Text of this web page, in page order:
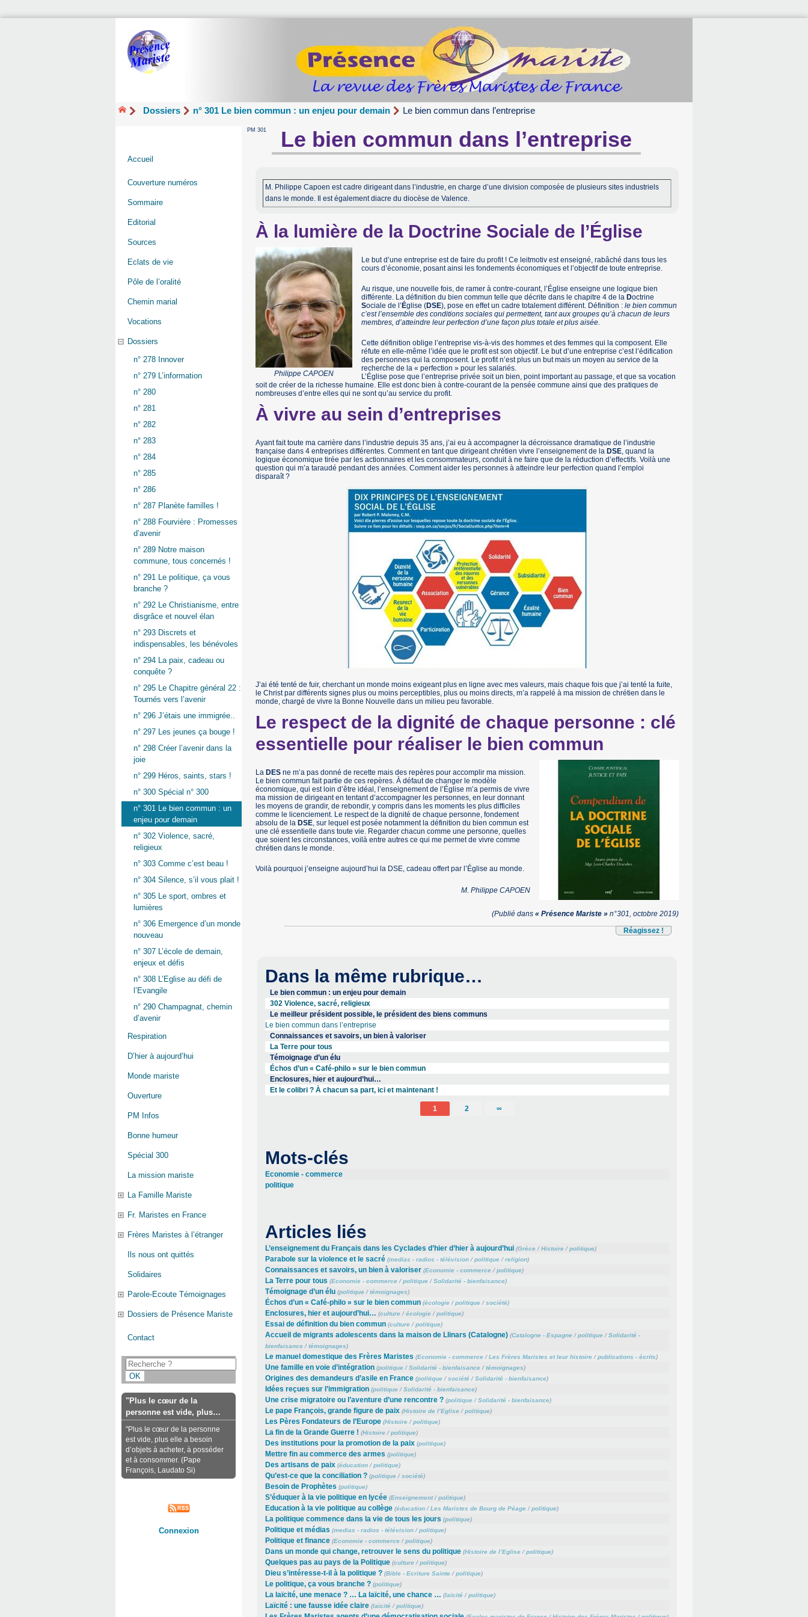
Dossiers n° 301 Le bien commun : un enjeu pour demain Le bien commun dans l’entreprise
PM 301 Le bien commun dans l’entreprise
M. Philippe Capoen est cadre dirigeant dans l’industrie, en charge d’une division composée de plusieurs sites industriels
dans le monde. Il est également diacre du diocèse de Valence.
À la lumière de la Doctrine Sociale de l’Église
Philippe CAPOEN
Le but d’une entreprise est de faire du profit ! Ce leitmotiv est enseigné, rabâché dans tous les
cours d’économie, posant ainsi les fondements économiques et l’objectif de toute entreprise.
Au risque, une nouvelle fois, de ramer à contre-courant, l’Église enseigne une logique bien
différente. La définition du bien commun telle que décrite dans le chapitre 4 de la Doctrine
Sociale de l’ Église (DSE), pose en effet un cadre totalement différent. Définition : le bien commun
c’est l’ensemble des conditions sociales qui permettent, tant aux groupes qu’à chacun de leurs
membres, d’atteindre leur perfection d’une façon plus totale et plus aisée.
Cette définition oblige l’entreprise vis-à-vis des hommes et des femmes qui la composent. Elle
réfute en elle-même l’idée que le profit est son objectif. Le but d’une entreprise c’est l’édification
des personnes qui la composent. Le profit n’est plus un but mais un moyen au service de la
recherche de la « perfection » pour les salariés.
L’Église pose que l’entreprise privée soit un bien, point important au passage, et que sa vocation
soit de créer de la richesse humaine. Elle est donc bien à contre-courant de la pensée commune ainsi que des pratiques de
nombreuses d’entre elles qui ne sont qu’au service du profit.
À vivre au sein d’entreprises
Ayant fait toute ma carrière dans l’industrie depuis 35 ans, j’ai eu à accompagner la décroissance dramatique de l’industrie
française dans 4 entreprises différentes. Comment en tant que dirigeant chrétien vivre l’enseignement de la DSE, quand la
logique économique tirée par les actionnaires et les consommateurs, conduit à ne faire que de la réduction d’effectifs. Voilà une
question qui m’a taraudé pendant des années. Comment aider les personnes à atteindre leur perfection quand l’emploi
disparaît ?
J’ai été tenté de fuir, cherchant un monde moins exigeant plus en ligne avec mes valeurs, mais chaque fois que j’ai tenté la fuite,
le Christ par différents signes plus ou moins perceptibles, plus ou moins directs, m’a rappelé à ma mission de chrétien dans le
monde, chargé de vivre la Bonne Nouvelle dans un milieu peu favorable.
Le respect de la dignité de chaque personne : clé
essentielle pour réaliser le bien commun
La DES ne m’a pas donné de recette mais des repères pour accomplir ma mission.
Le bien commun fait partie de ces repères. À défaut de changer le modèle
économique, qui est loin d’être idéal, l’enseignement de l’Église m’a permis de vivre
ma mission de dirigeant en tentant d’accompagner les personnes, en leur donnant
les moyens de grandir, de rebondir, y compris dans les moments les plus difficiles
comme le licenciement. Le respect de la dignité de chaque personne, fondement
absolu de la DSE, sur lequel est posée notamment la définition du bien commun est
une clé essentielle dans toute vie. Regarder chacun comme une personne, quelles
que soient les circonstances, voilà entre autres ce qui me permet de vivre comme
chrétien dans le monde.
Voilà pourquoi j’enseigne aujourd’hui la DSE, cadeau offert par l’Église au monde.
M. Philippe CAPOEN
(Publié dans« Présence Mariste » n°301, octobre 2019)
Réagissez !
Dans la même rubrique…
Le bien commun : un enjeu pour demain
302 Violence, sacré, religieux
Le meilleur président possible, le président des biens communs
Le bien commun dans l’entreprise
Connaissances et savoirs, un bien à valoriser
La Terre pour tous
Témoignage d’un élu
Échos d’un « Café-philo » sur le bien commun
Enclosures, hier et aujourd’hui…
Et le colibri ? À chacun sa part, ici et maintenant !
1 2 ∞
Mots-clés
Economie - commerce
politique
Articles liés
L’enseignement du Français dans les Cyclades d’hier d’hier à aujourd’hui (Grèce/Histoire/politique)
Parabole sur la violence et le sacré (medias - radios - télévision/politique/religion)
Connaissances et savoirs, un bien à valoriser (Economie - commerce/politique)
La Terre pour tous (Economie - commerce/politique/Solidarité - bienfaisance)
Témoignage d’un élu (politique/témoignages)
Échos d’un « Café-philo » sur le bien commun (écologie/politique/société)
Enclosures, hier et aujourd’hui… (culture/écologie/politique)
Essai de définition du bien commun (culture/politique)
Accueil de migrants adolescents dans la maison de Llinars (Catalogne) (Catalogne - Espagne/politique/Solidarité -
bienfaisance/témoignages)
Le manuel domestique des Frères Maristes (Economie - commerce/Les Frères Maristes et leur histoire/publications - écrits)
Une famille en voie d’intégration (politique/Solidarité - bienfaisance/témoignages)
Origines des demandeurs d’asile en France (politique/société/Solidarité - bienfaisance)
Idées reçues sur l’immigration (politique/Solidarité - bienfaisance)
Une crise migratoire ou l’aventure d’une rencontre ? (politique/Solidarité - bienfaisance)
Le pape François, grande figure de paix (Histoire de l’Eglise/politique)
Les Pères Fondateurs de l’Europe (Histoire/politique)
La fin de la Grande Guerre ! (Histoire/politique)
Des institutions pour la promotion de la paix (politique)
Mettre fin au commerce des armes (politique)
Des artisans de paix (éducation/politique)
Qu’est-ce que la conciliation ? (politique/ société)
Besoin de Prophètes (politique)
S’éduquer à la vie politique en lycée (Enseignement/politique)
Education à la vie politique au collège (éducation/Les Maristes de Bourg de Péage/politique)
La politique commence dans la vie de tous les jours (politique)
Politique et médias (medias - radios - télévision/politique)
Politique et finance (Economie - commerce/politique)
Dans un monde qui change, retrouver le sens du politique (Histoire de l’Eglise/politique)
Quelques pas au pays de la Politique (culture/politique)
Dieu s’intéresse-t-il à la politique ? (Bible - Ecriture Sainte/politique)
Le politique, ça vous branche ? (politique)
La laïcité, une menace ? … La laïcité, une chance … (laïcité/politique)
Laïcité : une fausse idée claire (laïcité/politique)
Accueil
Couverture numéros
Sommaire
Editorial
Sources
Eclats de vie
Pôle de l’oralité
Chemin marial
Vocations
Dossiers
n° 278 Innover
n° 279 L’information
n° 280
n° 281
n° 282
n° 283
n° 284
n° 285
n° 286
n° 287 Planète familles !
n° 288 Fourvière : Promesses
d’avenir
n° 289 Notre maison
commune, tous concernés !
n° 291 Le politique, ça vous
branche ?
n° 292 Le Christianisme, entre
disgrâce et nouvel élan
n° 293 Discrets et
indispensables, les bénévoles
n° 294 La paix, cadeau ou
conquête ?
n° 295 Le Chapitre général 22 :
Tournés vers l’avenir
n° 296 J’étais une immigrée..
n° 297 Les jeunes ça bouge !
n° 298 Créer l’avenir dans la
joie
n° 299 Héros, saints, stars !
n° 300 Spécial n° 300
n° 301 Le bien commun : un
enjeu pour demain
n° 302 Violence, sacré,
religieux
n° 303 Comme c’est beau !
n° 304 Silence, s’il vous plait !
n° 305 Le sport, ombres et
lumières
n° 306 Emergence d’un monde
nouveau
n° 307 L’école de demain,
enjeux et défis
n° 308 L’Eglise au défi de
l’Evangile
n° 290 Champagnat, chemin
d’avenir
Respiration
D’hier à aujourd’hui
Monde mariste
Ouverture
PM Infos
Bonne humeur
Spécial 300
La mission mariste
La Famille Mariste
Fr. Maristes en France
Frères Maristes à l’étranger
Ils nous ont quittés
Solidaires
Parole-Ecoute Témoignages
Dossiers de Présence Mariste
Contact
"Plus le cœur de la
personne est vide, plus…
"Plus le cœur de la personne
est vide, plus elle a besoin
d’objets à acheter, à posséder
et à consommer. (Pape
François, Laudato Si)
Connexion